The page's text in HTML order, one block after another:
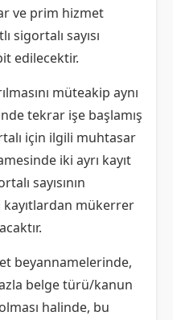
ve prim hizmet
sigortalı sayısı
edilecektir.
müteakip aynı
tekrar işe başlamış
için ilgili muhtasar
iki ayrı kayıt
sayısının
mükerrer
beyannamelerinde,
belge türü/kanun
halinde, bu